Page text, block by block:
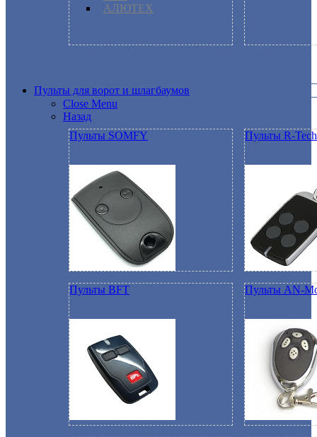
АЛЮТЕХ
Пульты для ворот и шлагбаумов
Close Menu
Назад
Пульты SOMFY
Пульты R-Tech
Пульты BFT Пульты AN-